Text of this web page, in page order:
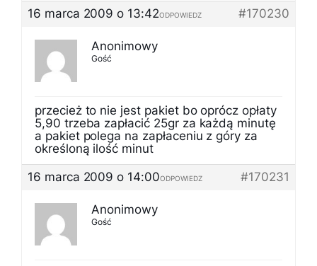
16 marca 2009 o 13:42
#170230
ODPOWIEDZ
Anonimowy
Gość
przecież to nie jest pakiet bo oprócz opłaty
5,90 trzeba zapłacić 25gr za każdą minutę
a pakiet polega na zapłaceniu z góry za
określoną ilość minut
16 marca 2009 o 14:00
#170231
ODPOWIEDZ
Anonimowy
Gość